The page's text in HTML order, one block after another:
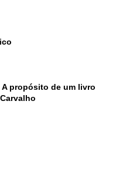
propósito de um livro